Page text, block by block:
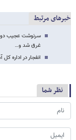
خبرهای مرتبط
سرنوشت عجیب دو
غرق شد و…
انفجار در اداره
نظر شما